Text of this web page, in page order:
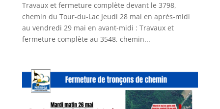
Travaux et fermeture complète devant le 3798,
chemin du Tour-du-Lac Jeudi 28 mai en après-midi
au vendredi 29 mai en avant-midi : Travaux et
fermeture complète au 3548, chemin...